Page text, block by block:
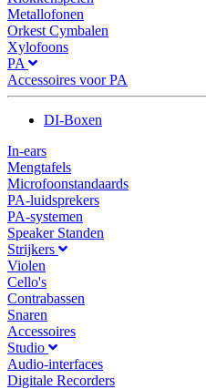
Metallofonen
Orkest Cymbalen
Xylofoons
PA
Accessoires voor PA
DI-Boxen
In-ears
Mengtafels
Microfoonstandaards
PA-luidsprekers
PA-systemen
Speaker Standen
Strijkers
Violen
Cello's
Contrabassen
Snaren
Accessoires
Studio
Audio-interfaces
Digitale Recorders